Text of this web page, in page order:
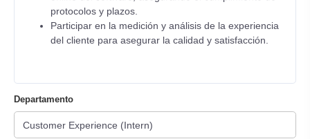
protocolos y plazos.
Participar en la medición y análisis de la experiencia
del cliente para asegurar la calidad y satisfacción.
Departamento